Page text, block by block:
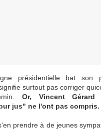
présidentielle bat son
surtout pas corriger
Or, Vincent
jus" ne l'ont pas compris.
prendre à de jeunes